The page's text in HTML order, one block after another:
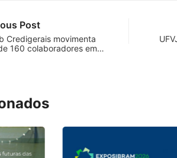
Post
Credigerais movimenta
160 colaboradores em…